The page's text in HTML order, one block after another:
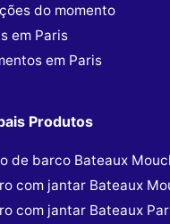
do momento
em Paris
em Paris
Produtos
de barco Bateaux
com jantar Bateaux
com jantar Bateaux